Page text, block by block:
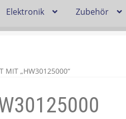
Elektronik Zubehör
Lieferzeit & Verfügbarkeit
und Elektronikgeräte Verordnung
MIT „HW30125000“